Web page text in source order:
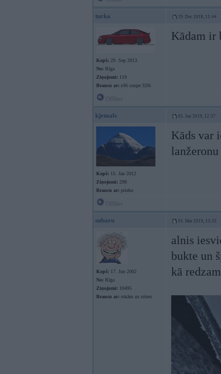
turka 29. Dec 2018, 11:44
Kopš: 29. Sep 2013
No: Rīga
Ziņojumi: 119
Braucu ar: e36 coupe 320i
Kādam ir
kjemals 05. Jan 2019, 12:37
Kopš: 15. Jan 2012
Ziņojumi: 298
Braucu ar: prieku
Kāds var
subaru 01. Mar 2019, 13:33
Kopš: 17. Jun 2002
No: Rīga
Ziņojumi: 10495
Braucu ar: rokām uz stūres
alnis
bukte un
kā